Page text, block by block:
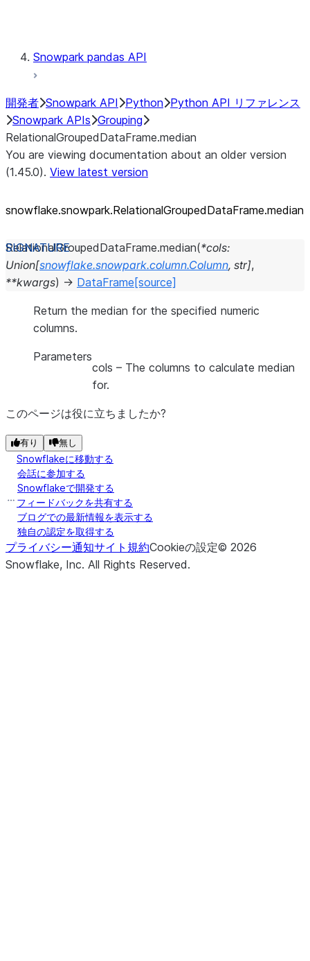
Snowpark pandas API
開発者 Snowpark API Python Python API リファレンス
Snowpark APIs Grouping
RelationalGroupedDataFrame.median
You are viewing documentation about an older version
(1.45.0). View latest version
snowflake.snowpark.RelationalGroupedDataFrame.median
RelationalGroupedDataFrame.median(*cols:
Union[snowflake.snowpark.column.Column, str],
**kwargs) → DataFrame [source]
Return the median for the specified numeric
columns.
Parameters
cols – The columns to calculate median
for.
このページは役に立ちましたか?
有り 無し
Snowflakeに移動する
会話に参加する
Snowflakeで開発する
フィードバックを共有する
ブログでの最新情報を表示する
独自の認定を取得する
プライバシー通知サイト規約Cookieの設定© 2026
Snowflake, Inc. All Rights Reserved.